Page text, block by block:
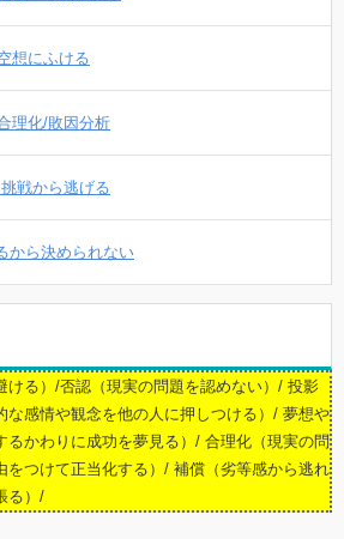
想にふける
理化/敗因分析
戦から逃げる
から決められない
ける）/否認（現実の問題を認めない）/ 投影
な感情や観念を他の人に押しつける）/ 夢想や
るかわりに成功を夢見る）/ 合理化（現実の問
をつけて正当化する）/ 補償（劣等感から逃れ
る）/